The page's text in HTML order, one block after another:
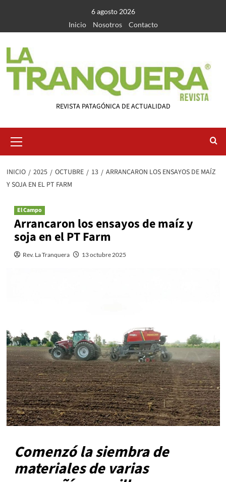
contenido
6 agosto 2026
Inicio
Nosotros Contacto
REVISTA PATAGÓNICA DE ACTUALIDAD
primario
INICIO 2025 OCTUBRE 13
ARRANCARON LOS ENSAYOS DE MAÍZ
Y SOJA EN EL PT FARM
El Campo
Arrancaron los ensayos de maíz y
soja en el PT Farm
Rev. La Tranquera 13 octubre 2025
Comenzó la siembra de
materiales de varias